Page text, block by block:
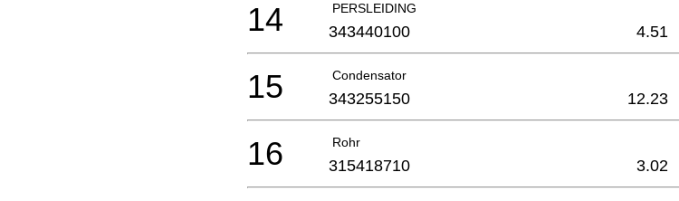
PERSLEIDING
14 343440100 4.51
Condensator
15 343255150 12.23
Rohr
16 315418710 3.02